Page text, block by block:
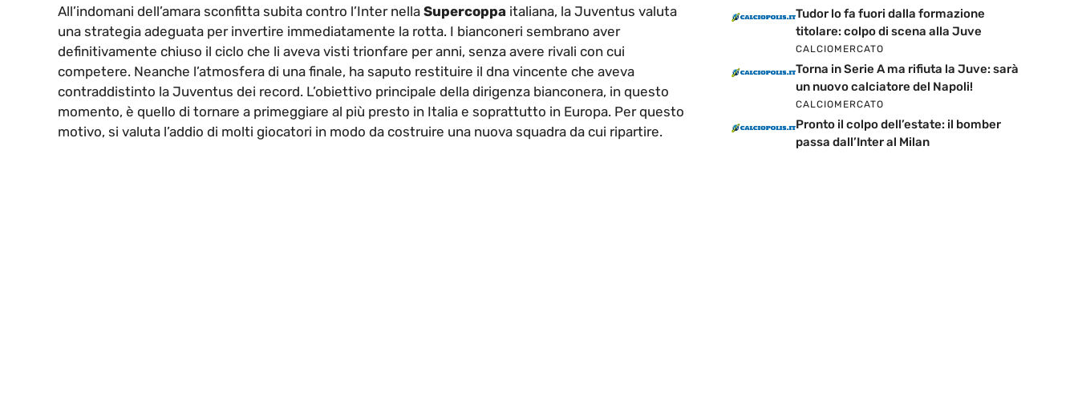
All’indomani dell’amara sconfitta subita contro l’Inter nella Supercoppa italiana, la Juventus valuta
una strategia adeguata per invertire immediatamente la rotta. I bianconeri sembrano aver
definitivamente chiuso il ciclo che li aveva visti trionfare per anni, senza avere rivali con cui
competere. Neanche l’atmosfera di una finale, ha saputo restituire il dna vincente che aveva
contraddistinto la Juventus dei record. L’obiettivo principale della dirigenza bianconera, in questo
momento, è quello di tornare a primeggiare al più presto in Italia e soprattutto in Europa. Per questo
motivo, si valuta l’addio di molti giocatori in modo da costruire una nuova squadra da cui ripartire.
Tudor lo fa fuori dalla formazione
titolare: colpo di scena alla Juve
CALCIOMERCATO
Torna in Serie A ma rifiuta la Juve: sarà
un nuovo calciatore del Napoli!
CALCIOMERCATO
Pronto il colpo dell’estate: il bomber
passa dall’Inter al Milan